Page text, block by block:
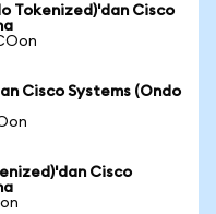
Tokenized)'dan Cisco
Cisco Systems (Ondo
Cisco